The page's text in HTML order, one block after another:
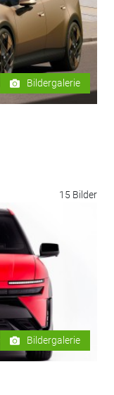
Bildergalerie
15 Bilder
Bildergalerie